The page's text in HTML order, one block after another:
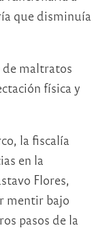
que disminuía
de maltratos
física y
la fiscalía
en la
Flores,
mentir bajo
pasos de la